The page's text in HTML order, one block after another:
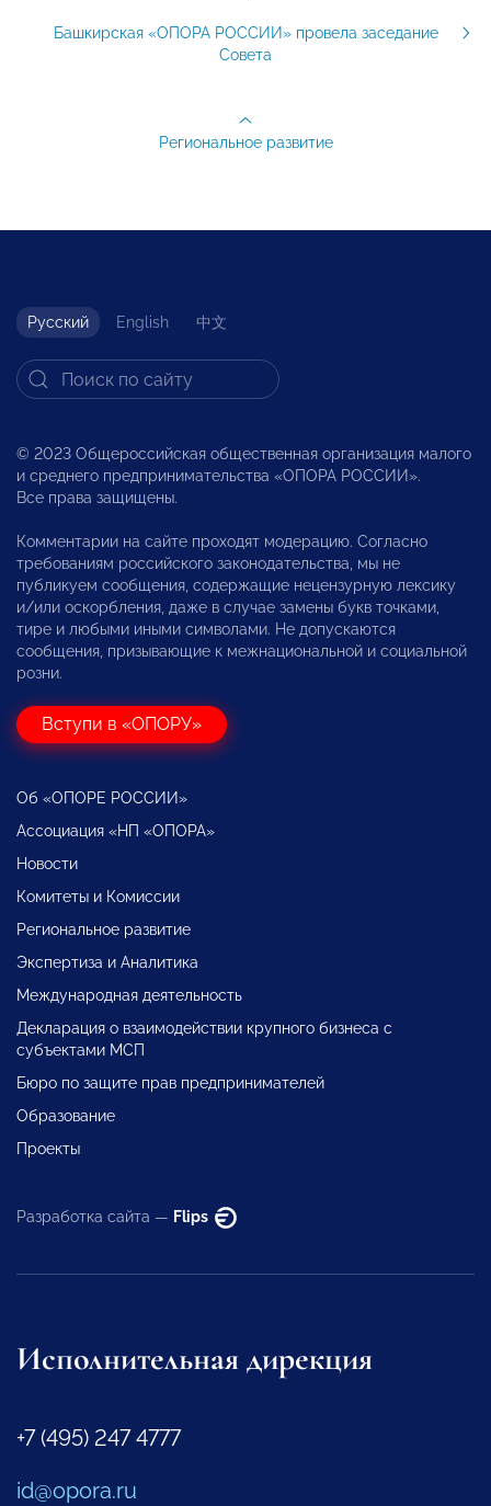
Башкирская «ОПОРА РОССИИ» провела заседание
Совета
Региональное развитие
Русский English 中文
© 2023 Общероссийская общественная организация малого
и среднего предпринимательства «ОПОРА РОССИИ».
Все права защищены.
Комментарии на сайте проходят модерацию. Согласно
требованиям российского законодательства, мы не
публикуем сообщения, содержащие нецензурную лексику
и/или оскорбления, даже в случае замены букв точками,
тире и любыми иными символами. Не допускаются
сообщения, призывающие к межнациональной и социальной
розни.
Вступи в «ОПОРУ»
Об «ОПОРЕ РОССИИ»
Ассоциация «НП «ОПОРА»
Новости
Комитеты и Комиссии
Региональное развитие
Экспертиза и Аналитика
Международная деятельность
Декларация о взаимодействии крупного бизнеса с
субъектами МСП
Бюро по защите прав предпринимателей
Образование
Проекты
Разработка сайта — Flips
Исполнительная дирекция
+7 (495) 247 4777
id@opora.ru